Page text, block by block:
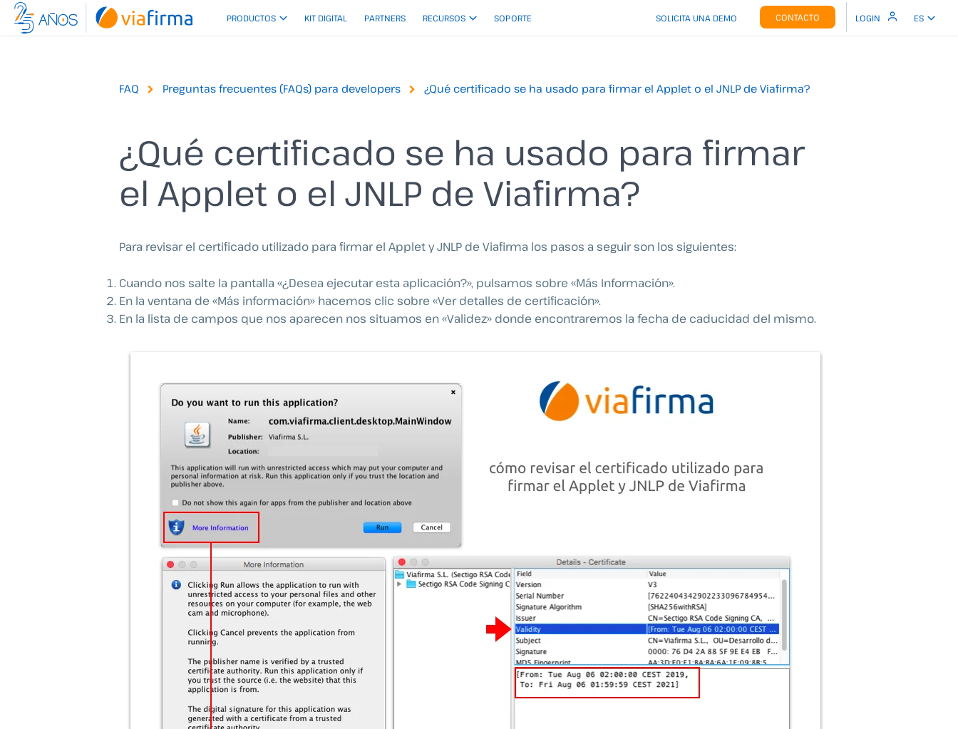
PRODUCTOS KIT DIGITAL PARTNERS RECURSOS SOPORTE SOLICITA UNA DEMO CONTACTO LOGIN ES
FAQ Preguntas frecuentes (FAQs) para developers ¿Qué certificado se ha usado para firmar el Applet o el JNLP de Viafirma?
¿Qué certificado se ha usado para firmar
el Applet o el JNLP de Viafirma?
Para revisar el certificado utilizado para firmar el Applet y JNLP de Viafirma los pasos a seguir son los siguientes:
Cuando nos salte la pantalla «¿Desea ejecutar esta aplicación?», pulsamos sobre «Más Información».
En la ventana de «Más información» hacemos clic sobre «Ver detalles de certificación».
En la lista de campos que nos aparecen nos situamos en «Validez» donde encontraremos la fecha de caducidad del mismo.